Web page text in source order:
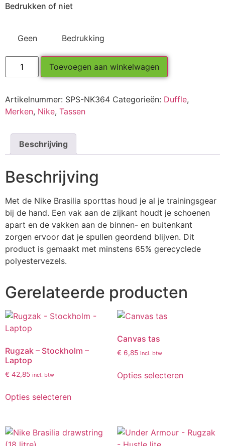
Bedrukken of niet
Geen Bedrukking
Toevoegen aan winkelwagen
Artikelnummer: SPS-NK364 Categorieën: Duffle,
Merken, Nike, Tassen
Beschrijving
Beschrijving
Met de Nike Brasilia sporttas houd je al je trainingsgear
bij de hand. Een vak aan de zijkant houdt je schoenen
apart en de vakken aan de binnen- en buitenkant
zorgen ervoor dat je spullen geordend blijven. Dit
product is gemaakt met minstens 65% gerecyclede
polyestervezels.
Gerelateerde producten
Rugzak – Stockholm –
Laptop
€ 42,85 incl. btw
Opties selecteren
Canvas tas
€ 6,85 incl. btw
Opties selecteren